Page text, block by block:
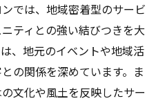
では、地域密着型のサービ
ティとの強い結びつきを大
、地元のイベントや地域活
の関係を深めています。ま
文化や風土を反映したサー